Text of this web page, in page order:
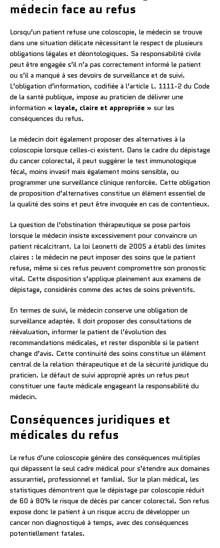
médecin face au refus
Lorsqu’un patient refuse une coloscopie, le médecin se trouve
dans une situation délicate nécessitant le respect de plusieurs
obligations légales et déontologiques. Sa responsabilité civile
peut être engagée s’il n’a pas correctement informé le patient
ou s’il a manqué à ses devoirs de surveillance et de suivi.
L’obligation d’information, codifiée à l’article L. 1111-2 du Code
de la santé publique, impose au praticien de délivrer une
information « loyale, claire et appropriée » sur les
conséquences du refus.
Le médecin doit également proposer des alternatives à la
coloscopie lorsque celles-ci existent. Dans le cadre du dépistage
du cancer colorectal, il peut suggérer le test immunologique
fécal, moins invasif mais également moins sensible, ou
programmer une surveillance clinique renforcée. Cette obligation
de proposition d’alternatives constitue un élément essentiel de
la qualité des soins et peut être invoquée en cas de contentieux.
La question de l’obstination thérapeutique se pose parfois
lorsque le médecin insiste excessivement pour convaincre un
patient récalcitrant. La loi Leonetti de 2005 a établi des limites
claires : le médecin ne peut imposer des soins que le patient
refuse, même si ces refus peuvent compromettre son pronostic
vital. Cette disposition s’applique pleinement aux examens de
dépistage, considérés comme des actes de soins préventifs.
En termes de suivi, le médecin conserve une obligation de
surveillance adaptée. Il doit proposer des consultations de
réévaluation, informer le patient de l’évolution des
recommandations médicales, et rester disponible si le patient
change d’avis. Cette continuité des soins constitue un élément
central de la relation thérapeutique et de la sécurité juridique du
praticien. Le défaut de suivi approprié après un refus peut
constituer une faute médicale engageant la responsabilité du
médecin.
Conséquences juridiques et
médicales du refus
Le refus d’une coloscopie génère des conséquences multiples
qui dépassent le seul cadre médical pour s’étendre aux domaines
assurantiel, professionnel et familial. Sur le plan médical, les
statistiques démontrent que le dépistage par coloscopie réduit
de 60 à 80% le risque de décès par cancer colorectal. Son refus
expose donc le patient à un risque accru de développer un
cancer non diagnostiqué à temps, avec des conséquences
potentiellement fatales.